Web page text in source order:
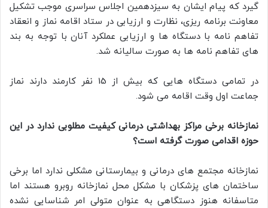
گیرد که پیام ایشان به سیزدهمین اجلاس سراسری موجب تشکیل
معاونت برنامه ریزی، نظارت و ارزیابی در ستاد اقامه نماز و انعقاد
تفاهم نامه با دستگاه ها و ارزیابی عملکرد آنان با توجه به بند
های تفاهم نامه ها به صورت سالیانه شد.
در تمامی دستگاه هایی که بیش از 15 نفر کارمند دارند نماز
جماعت اول وقت اقامه می شود.
نمازخانه برخی مراکز بهداشتی درمانی کیفیت مطلوبی ندارد در این
حوزه اقدامی صورت گرفته است؟
نمازخانه مجتمع های درمانی و بیمارستانی مشکلی ندارد اما برخی
ساختمان های پزشکان با مشکل محل نمازخانه روبرو هستند اما
متاسفانه هنوز دستگاهی به عنوان متولی امر شناسایی نشده